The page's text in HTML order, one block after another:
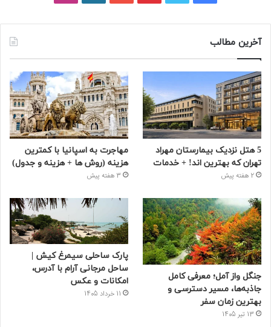
آخرین مطالب
5 هتل نزدیک بیمارستان مهراد
تهران که بهترین‌ اند! + خدمات
2 هفته پیش
مهاجرت به اسپانیا با کمترین
هزینه (روش ها + هزینه و جدول)
3 هفته پیش
جنگل واز آمل؛ معرفی کامل
جاذبه‌ها، مسیر دسترسی و
بهترین زمان سفر
13 تیر 1405
پارک ساحلی سیمرغ کیش |
ساحل مرجانی آرام با آدرس،
امکانات و عکس
11 خرداد 1405